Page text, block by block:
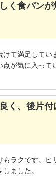
く食パンが
けて満足してい
が気に入って
く、後片付
ラクです。ピ
ました。